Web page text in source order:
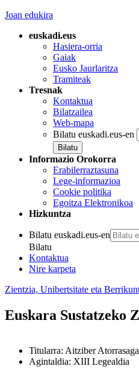
Joan edukira
euskadi.eus
Hasiera-orria
Gaiak
Eusko Jaurlaritza
Tramiteak
Tresnak
Kontaktua
Bilatzailea
Web-mapa
Bilatu euskadi.eus-en
Informazio Orokorra
Erabilerraztasuna
Lege-informazioa
Cookie politika
Egoitza Elektronikoa
Hizkuntza
Bilatu euskadi.eus-en
Bilatu
Kontaktua
Nire karpeta
Zientzia, Unibertsitate eta
Euskara Sustatzeko
Titularra: Aitziber
Agintaldia: XIII Legealdia